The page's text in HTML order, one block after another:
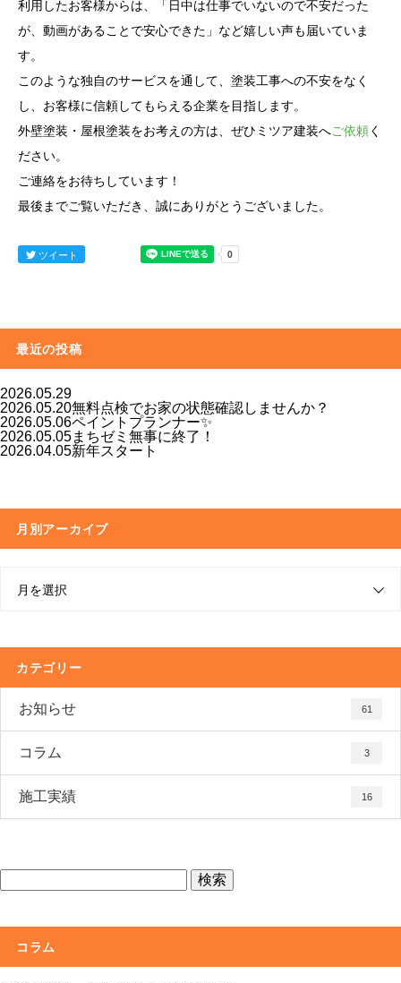
利用したお客様からは、「日中は仕事でいないので不安だった
が、動画があることで安心できた」など嬉しい声も届いていま
す。
このような独自のサービスを通して、塗装工事への不安をなく
し、お客様に信頼してもらえる企業を目指します。
外壁塗装・屋根塗装をお考えの方は、ぜひミツア建装へご依頼く
ださい。
ご連絡をお待ちしています！
最後までご覧いただき、誠にありがとうございました。
ツイート
最近の投稿
2026.05.29
2026.05.20無料点検でお家の状態確認しませんか？
2026.05.06ペイントプランナー✨
2026.05.05まちゼミ無事に終了！
2026.04.05新年スタート
月別アーカイブ
月を選択
カテゴリー
お知らせ 61
コラム 3
施工実績 16
コラム